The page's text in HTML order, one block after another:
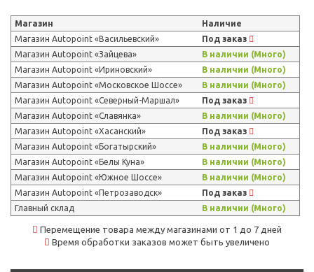
Магазин
Наличие
Магазин Autopoint «Васильевский»
Под заказ
Магазин Autopoint «Зайцева»
В наличии (Много)
Магазин Autopoint «Ириновский»
В наличии (Много)
Магазин Autopoint «Московское Шоссе»
В наличии (Много)
Магазин Autopoint «Северный-Маршал»
Под заказ
Магазин Autopoint «Славянка»
В наличии (Много)
Магазин Autopoint «Хасанский»
Под заказ
Магазин Autopoint «Богатырский»
В наличии (Много)
Магазин Autopoint «Белы Куна»
В наличии (Много)
Магазин Autopoint «Южное Шоссе»
В наличии (Много)
Магазин Autopoint «Петрозаводск»
Под заказ
Главный склад
В наличии (Много)
Перемещение товара между магазинами от 1 до 7 дней
Время обработки заказов может быть увеличено